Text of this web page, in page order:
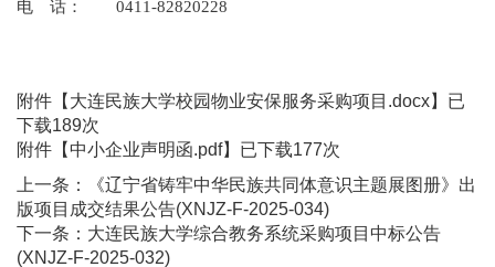
电 话： 0411-82820228
附件【 大连民族大学校园物业安保服务采购项目.docx】已
下载189次
附件【 中小企业声明函.pdf】已下载177次
上一条：
《辽宁省铸牢中华民族共同体意识主题展图册》出
版项目成交结果公告(XNJZ-F-2025-034)
下一条： 大连民族大学综合教务系统采购项目中标公告
(XNJZ-F-2025-032)